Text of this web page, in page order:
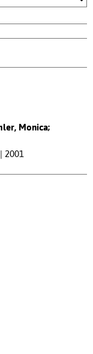
Monica;
2001